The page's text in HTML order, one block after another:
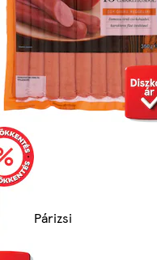
Párizsi